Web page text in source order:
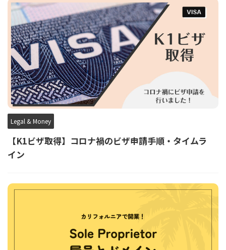
Legal & Money
【K1ビザ取得】コロナ禍のビザ申請手順・タイムラ
イン